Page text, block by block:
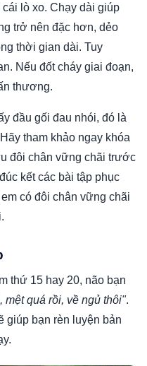
lò xo. Chạy dài giúp
trở nên đặc hơn, dẻo
thời gian dài. Tuy
Nếu đốt cháy giai đoạn,
thương.
đầu gối đau nhói, đó là
tham khảo ngay khóa
đôi chân vững chãi trước
kết các bài tập phục
có đôi chân vững chãi
thứ 15 hay 20, não bạn
mệt quá rồi, về ngủ thôi".
giúp bạn rèn luyện bản